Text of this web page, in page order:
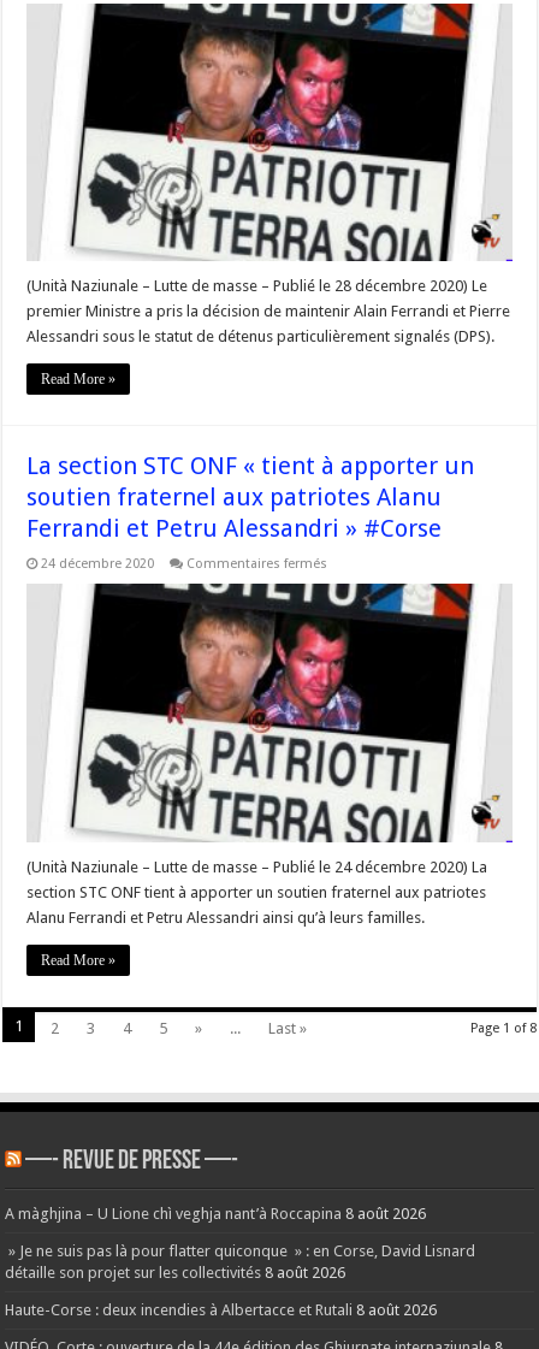
du
statut
DPS
pour
Pierre
Alessandri
et
Alain
Ferrandi
:
une
décision
injustifiable
pour
@EELV
–
#Corse
(Unità Naziunale – Lutte de masse – Publié le 28 décembre 2020) Le
premier Ministre a pris la décision de maintenir Alain Ferrandi et Pierre
Alessandri sous le statut de détenus particulièrement signalés (DPS).
Read More »
La section STC ONF « tient à apporter un
soutien fraternel aux patriotes Alanu
Ferrandi et Petru Alessandri » #Corse
24 décembre 2020 Commentaires fermés
section
STC
« tient
à
apporter
un
soutien
fraternel
aux
patriotes
Alanu
Ferrandi
et
Petru
Alessandri »
#Corse
(Unità Naziunale – Lutte de masse – Publié le 24 décembre 2020) La
section STC ONF tient à apporter un soutien fraternel aux patriotes
Alanu Ferrandi et Petru Alessandri ainsi qu’à leurs familles.
Read More »
Page 1 of 8
1 2 3 4 5 » ... Last »
—- REVUE DE PRESSE —-
A màghjina – U Lione chì veghja nant’à Roccapina 8 août 2026
» Je ne suis pas là pour flatter quiconque » : en Corse, David Lisnard
détaille son projet sur les collectivités 8 août 2026
Haute-Corse : deux incendies à Albertacce et Rutali 8 août 2026